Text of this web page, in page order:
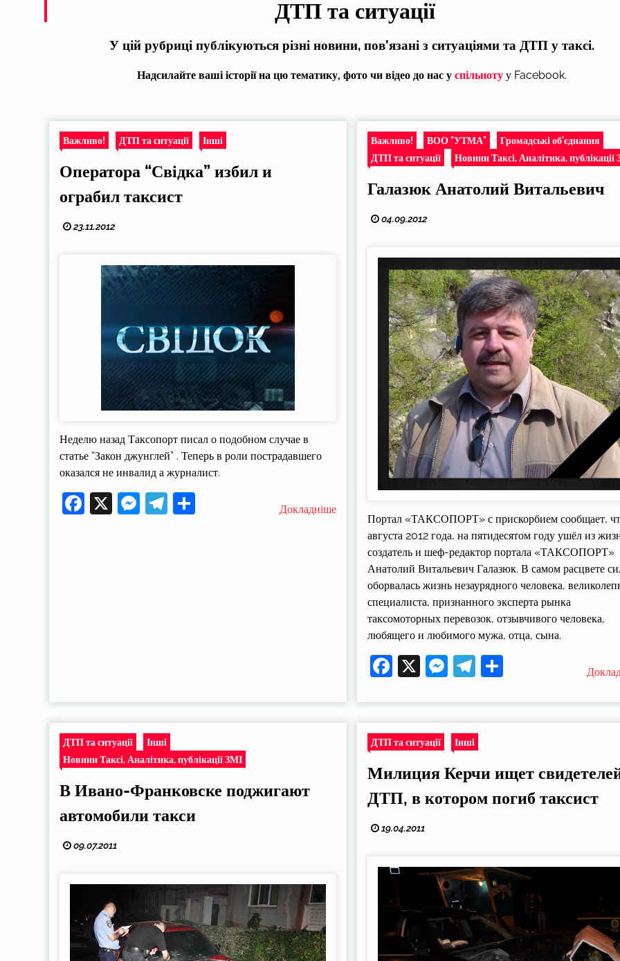
ДТП та ситуації
У цій рубриці публікуються різні новини, пов’язані з ситуаціями та ДТП у таксі.
Надсилайте ваші історії на цю тематику, фото чи відео до нас успільнотуу Facebook.
Важливо! ДТП та ситуації Інші
Оператора “Свідка” избил и
ограбил таксист
23.11.2012
Неделю назад Таксопорт писал о подобном случае в
статье “Закон джунглей” . Теперь в роли пострадавшего
оказался не инвалид а журналист.
Facebook
X Messenger
Telegram
ПоділитисяДокладніше
Важливо! ВОО "УТМА"
Громадські об'єднання
ДТП та ситуації
Новини Таксі, Аналітика, публікації
Галазюк Анатолий Витальевич
04.09.2012
Портал «ТАКСОПОРТ» с прискорбием сообщает,
августа 2012 года, на пятидесятом году ушёл из
создатель и шеф-редактор портала «ТАКСОПОРТ»
Анатолий Витальевич Галазюк. В самом расцвете
оборвалась жизнь незаурядного человека,
специалиста, признанного эксперта рынка
таксомоторных перевозок, отзывчивого человека,
любящего и любимого мужа, отца, сына.
Facebook
X Messenger
Telegram
Поділитися
ДТП та ситуації
Інші
Новини Таксі, Аналітика, публікації ЗМІ
В Ивано-Франковске поджигают
автомобили такси
09.07.2011
ДТП та ситуації Інші
Милиция Керчи ищет
ДТП, в котором погиб таксист
19.04.2011